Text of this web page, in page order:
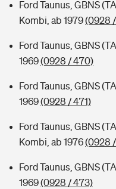
Ford Taunus, GBNS
Kombi, ab 1979(0928
Ford Taunus, GBNS
1969(0928 / 470)
Ford Taunus, GBNS
1969(0928 / 471)
Ford Taunus, GBNS
Kombi, ab 1976(0928
Ford Taunus, GBNS
1969(0928 / 473)